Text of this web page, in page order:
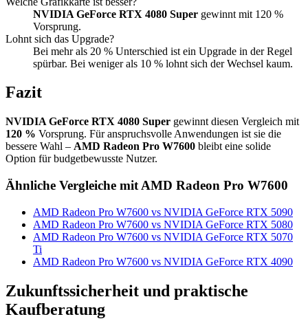
NVIDIA GeForce RTX 4080 Super gewinnt mit 120 %
Vorsprung.
Lohnt sich das Upgrade?
Bei mehr als 20 % Unterschied ist ein Upgrade in der Regel
spürbar. Bei weniger als 10 % lohnt sich der Wechsel kaum.
Fazit
NVIDIA GeForce RTX 4080 Super gewinnt diesen Vergleich mit
120 % Vorsprung. Für anspruchsvolle Anwendungen ist sie die
bessere Wahl – AMD Radeon Pro W7600 bleibt eine solide
Option für budgetbewusste Nutzer.
Ähnliche Vergleiche mit AMD Radeon Pro W7600
AMD Radeon Pro W7600 vs NVIDIA GeForce RTX 5090
AMD Radeon Pro W7600 vs NVIDIA GeForce RTX 5080
AMD Radeon Pro W7600 vs NVIDIA GeForce RTX 5070
Ti
AMD Radeon Pro W7600 vs NVIDIA GeForce RTX 4090
Zukunftssicherheit und praktische
Kaufberatung